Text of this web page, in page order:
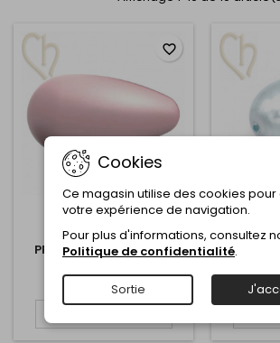
RÉFÉRENCE:13150011
ROSALINE
PRECIOSA NACRÉ PEAR
15*8MM ROSALINE
4,85 €
favorite_border
PEAR
Cookies
Ce magasin utilise des cookies
votre expérience de navigation.
Pour plus d'informations, consultez
Politique de confidentialité.
Sortie